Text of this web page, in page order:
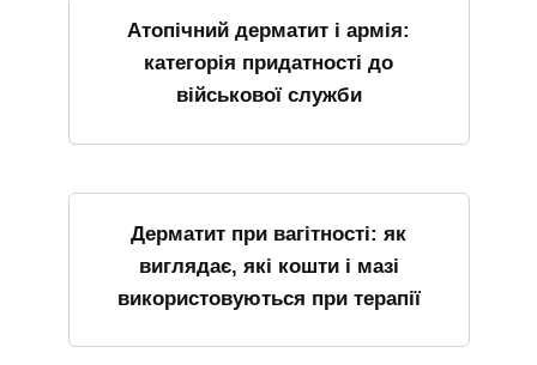
Атопічний дерматит і армія:
категорія придатності до
військової служби
Дерматит при вагітності: як
виглядає, які кошти і мазі
використовуються при терапії